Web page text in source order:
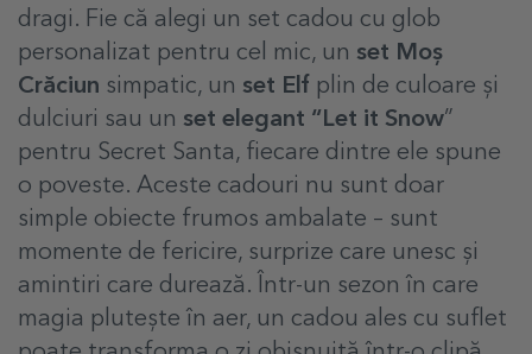
dragi. Fie că alegi un set cadou cu glob
personalizat pentru cel mic, un set Moș
Crăciun simpatic, un set Elf plin de culoare și
dulciuri sau un set elegant “Let it Snow”
pentru Secret Santa, fiecare dintre ele spune
o poveste. Aceste cadouri nu sunt doar
simple obiecte frumos ambalate – sunt
momente de fericire, surprize care unesc și
amintiri care durează. Într-un sezon în care
magia plutește în aer, un cadou ales cu suflet